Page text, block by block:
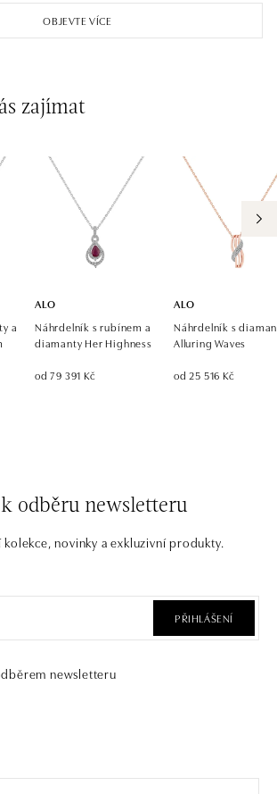
OBJEVTE VÍCE
zajímat
a
ALO
Náhrdelník s rubínem a
diamanty Her Highness
od 79 391 Kč
ALO
Náhrdelník s
Alluring Waves
od 25 516 Kč
odběru newsletteru
novinky a exkluzivní produkty.
PŘIHLÁŠENÍ
newsletteru